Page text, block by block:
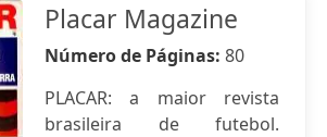
Placar Magazine
Número de Páginas: 80
PLACAR: a maior revista
brasileira de futebol.